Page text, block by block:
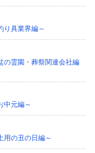
具業界編～
霊園・葬祭関連会社編
中元編～
の丑の日編～